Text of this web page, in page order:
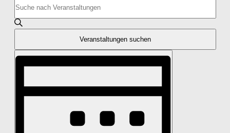
Suche
und
Ansichten,
Navigation
Schlüsselwort
eingeben.
Suche
Veranstaltungen
Schlüsselwort.
Veranstaltungen suchen
Veranstaltung
Ansichten-